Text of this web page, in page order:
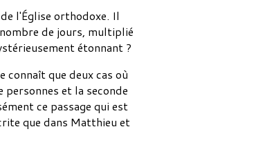
l'Église orthodoxe. Il
de jours, multiplié
étonnant ?
connaît que deux cas où
et la seconde
ce passage qui est
que dans Matthieu et